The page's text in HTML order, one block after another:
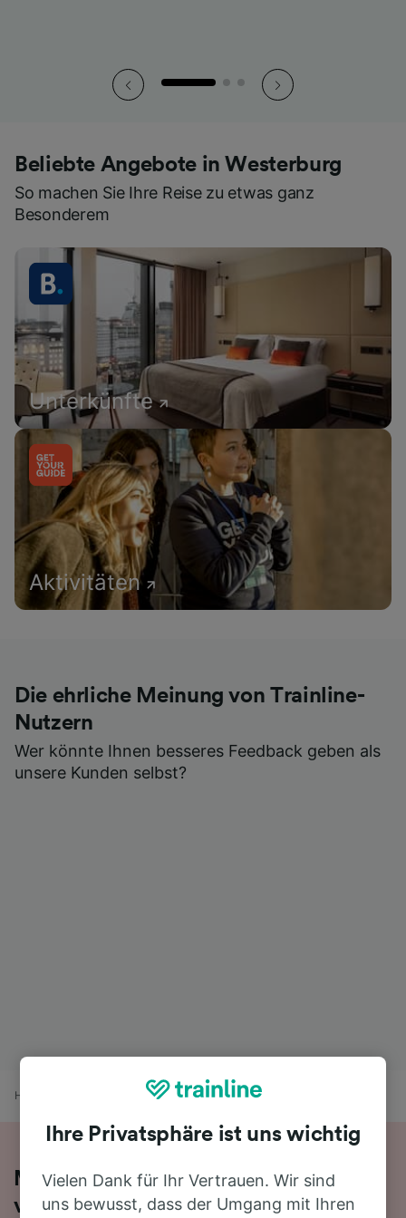
Beliebte Angebote in Westerburg
So machen Sie Ihre Reise zu etwas ganz
Besonderem
Unterkünfte
Aktivitäten
Die ehrliche Meinung von Trainline-
Nutzern
Wer könnte Ihnen besseres Feedback geben als
unsere Kunden selbst?
Home Burbach (Kr Siegen) nach Westerburg
Mit dem Zug in 2 Stunden 22 Minuten
von Burbach (Kr Siegen) nach
Ihre Privatsphäre ist uns wichtig
Vielen Dank für Ihr Vertrauen. Wir sind
uns bewusst, dass der Umgang mit Ihren